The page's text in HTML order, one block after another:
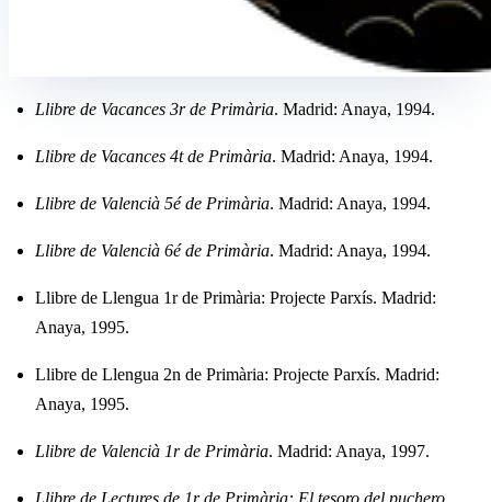
Llibre de Vacances 3r de Primària. Madrid: Anaya, 1994.
Llibre de Vacances 4t de Primària. Madrid: Anaya, 1994.
Llibre de Valencià 5é de Primària. Madrid: Anaya, 1994.
Llibre de Valencià 6é de Primària. Madrid: Anaya, 1994.
Llibre de Llengua 1r de Primària: Projecte Parxís. Madrid:
Anaya, 1995.
Llibre de Llengua 2n de Primària: Projecte Parxís. Madrid:
Anaya, 1995.
Llibre de Valencià 1r de Primària. Madrid: Anaya, 1997.
Llibre de Lectures de 1r de Primària: El tesoro del puchero